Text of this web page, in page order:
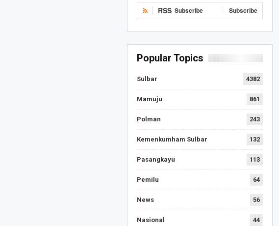
RSS Subscribe Subscribe
Popular Topics
Sulbar 4382
Mamuju 861
Polman 243
Kemenkumham Sulbar 132
Pasangkayu 113
Pemilu 64
News 56
Nasional 44